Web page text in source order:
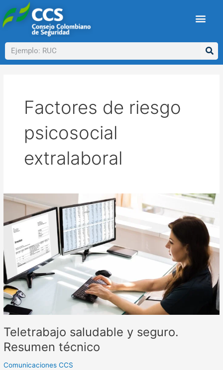
al
contenido
Buscar
Factores de riesgo
psicosocial
extralaboral
Teletrabajo saludable y seguro.
Resumen técnico
Comunicaciones CCS
Teletrabajo
y
seguro.
Resumen
técnico